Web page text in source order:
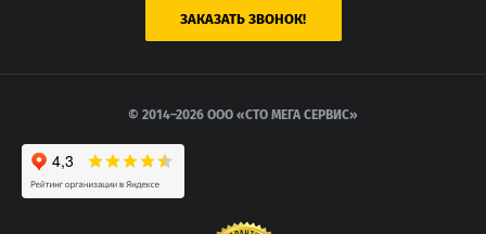
ЗАКАЗАТЬ ЗВОНОК!
© 2014–2026 ООО «СТО МЕГА СЕРВИС»